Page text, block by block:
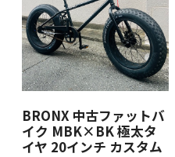
BRONX 中古ファットバ
イク MBK×BK 極太タ
イヤ 20インチ カスタム